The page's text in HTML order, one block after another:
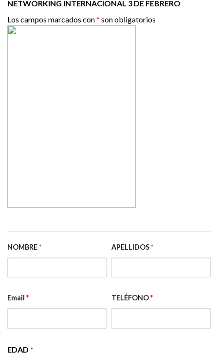
NETWORKING INTERNACIONAL 3 DE FEBRERO
Los campos marcados con* son obligatorios
NOMBRE* APELLIDOS*
Email * TELÉFONO*
EDAD *